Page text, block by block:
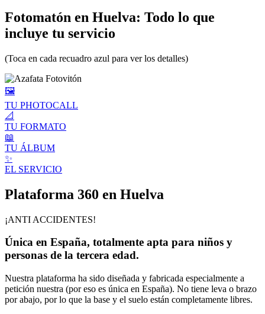
Fotomatón en Huelva: Todo lo que
incluye tu servicio
(Toca en cada recuadro azul para ver los detalles)
🖼️
TU PHOTOCALL
📐
TU FORMATO
📖
TU ÁLBUM
✨
EL SERVICIO
Plataforma 360 en Huelva
¡ANTI ACCIDENTES!
Única en España, totalmente apta para niños y
personas de la tercera edad.
Nuestra plataforma ha sido diseñada y fabricada especialmente a
petición nuestra (por eso es única en España). No tiene leva o brazo
por abajo, por lo que la base y el suelo están completamente libres.